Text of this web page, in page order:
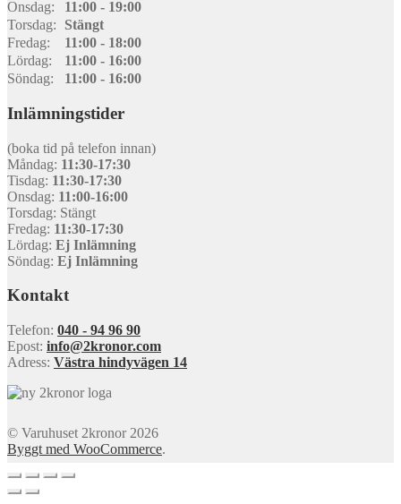
Onsdag:
11:00 - 19:00
Torsdag:
Stängt
Fredag:
11:00 - 18:00
Lördag:
11:00 - 16:00
Söndag:
11:00 - 16:00
Inlämningstider
(boka tid på telefon innan)
Måndag: 11:30-17:30
Tisdag: 11:30-17:30
Onsdag: 11:00-16:00
Torsdag: Stängt
Fredag: 11:30-17:30
Lördag: Ej Inlämning
Söndag: Ej Inlämning
Kontakt
Telefon: 040 - 94 96 90
Epost: info@2kronor.com
Adress: Västra hindyvägen 14
© Varuhuset 2kronor 2026
Byggt med WooCommerce.